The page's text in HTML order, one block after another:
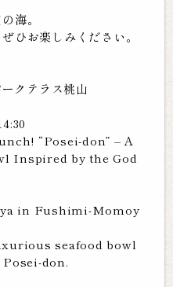
海。
ひお楽しみください。
クテラス桃山
“Posei-don” – A
Inspired by the God
in Fushimi-Momoy
seafood bowl
don.